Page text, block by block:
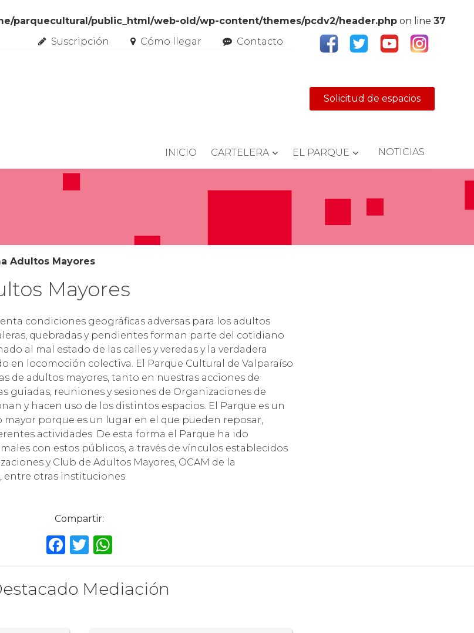
parquecultural/public_html/web-old/wp-content/themes/pcdv2/header.php on line 37
Suscripción
Cómo llegar Contacto
Solicitud de espacios
INICIO CARTELERA EL PARQUE NOTICIAS
Adultos Mayores
Mayores
condiciones geográficas adversas para los adultos
quebradas y pendientes forman parte del cotidiano
al mal estado de las calles y veredas y la verdadera
en locomoción colectiva. El Parque Cultural de Valparaíso
de adultos mayores, tanto en nuestras acciones de
guiadas, reuniones y sesiones de Organizaciones de
y hacen uso de los distintos espacios. El Parque es un
mayor porque es un lugar en el que pueden reposar,
actividades. De esta forma el Parque ha ido
con estos públicos, a través de vínculos establecidos
y Club de Adultos Mayores, OCAM de la
entre otras instituciones.
Compartir:
F
a
c
e
T
w
it
te
h
a
ts
Mediación